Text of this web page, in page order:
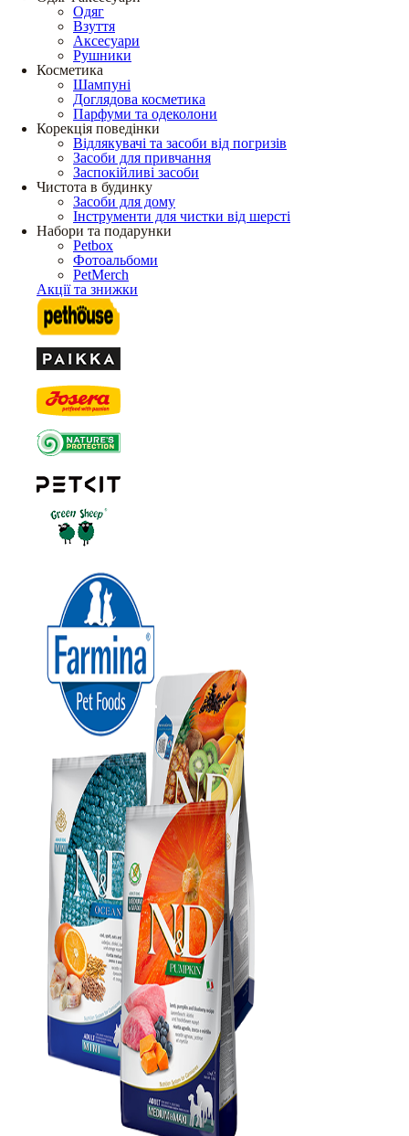
Одяг
Взуття
Аксесуари
Рушники
Косметика
Шампуні
Доглядова косметика
Парфуми та одеколони
Корекція поведінки
Відлякувачі та засоби від погризів
Засоби для привчання
Заспокійливі засоби
Чистота в будинку
Засоби для дому
Інструменти для чистки від шерсті
Набори та подарунки
Petbox
Фотоальбоми
PetMerch
Акції та знижки